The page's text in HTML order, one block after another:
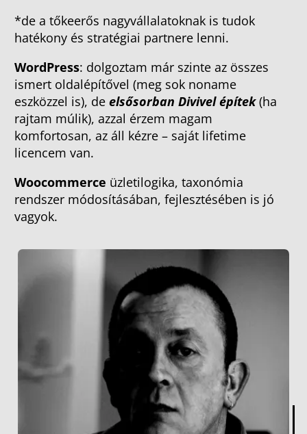
*de a tőkeerős nagyvállalatoknak is tudok
hatékony és stratégiai partnere lenni.
WordPress: dolgoztam már szinte az összes
ismert oldalépítővel (meg sok noname
eszközzel is), deelsősorban Divivel építek(ha
rajtam múlik), azzal érzem magam
komfortosan, az áll kézre – saját lifetime
licencem van.
Woocommerce üzletilogika, taxonómia
rendszer módosításában, fejlesztésében is jó
vagyok.